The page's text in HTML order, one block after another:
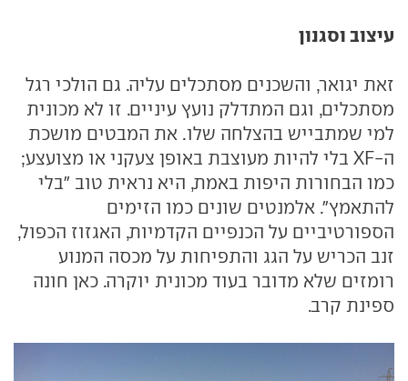
עיצוב וסגנון
זאת יגואר, והשכנים מסתכלים עליה. גם הולכי רגל
מסתכלים, וגם המתדלק נועץ עיניים. זו לא מכונית
למי שמתבייש בהצלחה שלו. את המבטים מושכת
ה-XF בלי להיות מעוצבת באופן צעקני או מצועצע;
כמו הבחורות היפות באמת, היא נראית טוב "בלי
להתאמץ". אלמנטים שונים כמו הזימים
הספורטיביים על הכנפיים הקדמיות, האגזוז הכפול,
זנב הכריש על הגג והתפיחות על מכסה המנוע
רומזים שלא מדובר בעוד מכונית יוקרה. כאן חונה
ספינת קרב.